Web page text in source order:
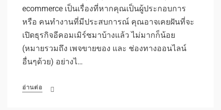
ecommerce เป็นเรื่องที่หากคุณเป็นผู้ประกอบการ
หรือ คนทำงานที่มีประสบการณ์ คุณอาจเคยฝันที่จะ
เปิดธุรกิจอีคอมเมิร์ซมาบ้างแล้ว ไม่มากก็น้อย
(หมายรวมถึง เพจขายของ และ ช่องทางออนไลน์
อื่นๆด้วย) อย่างไ…
อ่านต่อ